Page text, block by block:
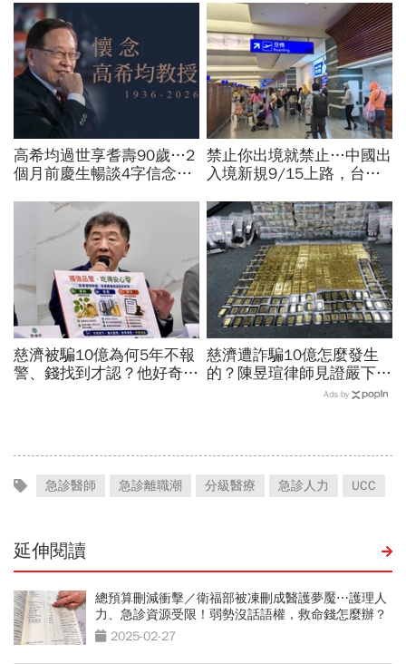
高希均過世享耆壽90歲…2
個月前慶生暢談4字信念，
福、一切靠自己爭氣
禁止你出境就禁止…中國出
入境新規9/15上路，台灣
職業特別注意：前例在這
慈濟被騙10億為何5年不報
警、錢找到才認？他好奇：
慈濟遭詐騙10億怎麼發生
的？陳昱瑄律師見證嚴下跪
博信任！豪宅藏158公斤黃
Ads by
急診醫師 急診離職潮 分級醫療 急診人力 UCC
延伸閱讀
總預算刪減衝擊／衛福部被凍刪成醫護夢魘⋯護理人
力、急診資源受限！弱勢沒話語權，救命錢怎麼辦？
2025-02-27